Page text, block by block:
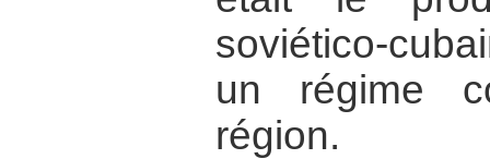
soviético-
un régime
région.